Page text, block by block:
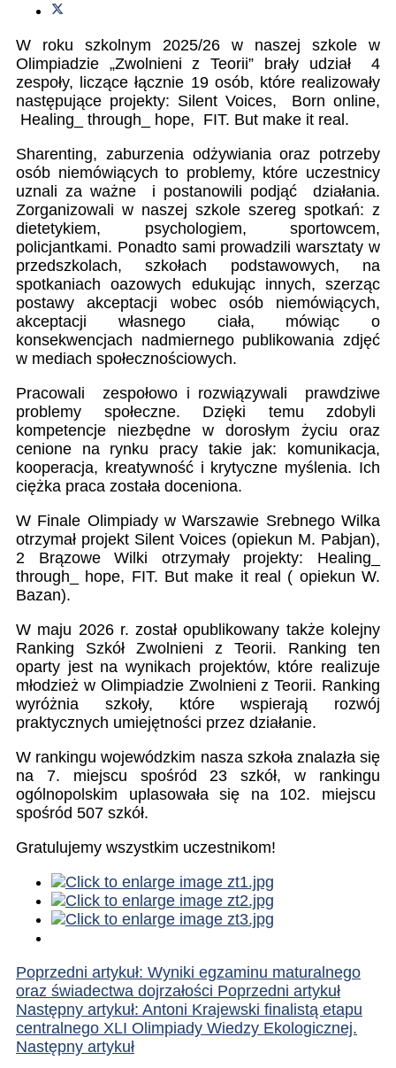
W roku szkolnym 2025/26 w naszej szkole w
Olimpiadzie „Zwolnieni z Teorii” brały udział
4
zespoły, liczące łącznie 19 osób, które realizowały
następujące projekty: Silent Voices,
Born online,
Healing_ through_ hope, FIT. But make it real.
Sharenting, zaburzenia odżywiania oraz potrzeby
osób niemówiących to problemy, które uczestnicy
uznali za ważne
i postanowili podjąć
działania.
Zorganizowali w naszej szkole szereg spotkań: z
dietetykiem, psychologiem, sportowcem,
policjantkami. Ponadto sami prowadzili warsztaty w
przedszkolach, szkołach podstawowych, na
spotkaniach oazowych edukując innych, szerząc
postawy akceptacji wobec osób niemówiących,
akceptacji własnego ciała, mówiąc o
konsekwencjach nadmiernego publikowania zdjęć
w mediach społecznościowych.
Pracowali
zespołowo i rozwiązywali
prawdziwe
problemy społeczne. Dzięki temu zdobyli
kompetencje niezbędne w dorosłym życiu oraz
cenione na rynku pracy takie jak: komunikacja,
kooperacja, kreatywność i krytyczne myślenia. Ich
ciężka praca została doceniona.
W Finale Olimpiady w Warszawie Srebnego Wilka
otrzymał projekt Silent Voices (opiekun M. Pabjan),
2 Brązowe Wilki otrzymały projekty: Healing_
through_ hope, FIT. But make it real ( opiekun W.
Bazan).
W maju 2026 r. został opublikowany także kolejny
Ranking Szkół Zwolnieni z Teorii. Ranking ten
oparty jest na wynikach projektów, które realizuje
młodzież w Olimpiadzie Zwolnieni z Teorii. Ranking
wyróżnia szkoły, które wspierają rozwój
praktycznych umiejętności przez działanie.
W rankingu wojewódzkim nasza szkoła znalazła się
na 7. miejscu spośród 23 szkół, w rankingu
ogólnopolskim uplasowała się na 102. miejscu
spośród 507 szkół.
Gratulujemy wszystkim uczestnikom!
Poprzedni artykuł: Wyniki egzaminu maturalnego
oraz świadectwa dojrzałości Poprzedni artykuł
Następny artykuł: Antoni Krajewski finalistą etapu
centralnego XLI Olimpiady Wiedzy Ekologicznej.
Następny artykuł